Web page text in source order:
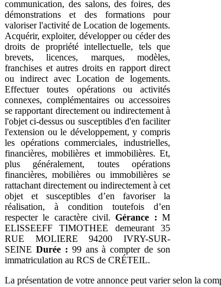
communication, des salons, des foires, des
démonstrations et des formations pour
valoriser l'activité de Location de logements.
Acquérir, exploiter, développer ou céder des
droits de propriété intellectuelle, tels que
brevets, licences, marques, modèles,
franchises et autres droits en rapport direct
ou indirect avec Location de logements.
Effectuer toutes opérations ou activités
connexes, complémentaires ou accessoires
se rapportant directement ou indirectement à
l'objet ci-dessus ou susceptibles d'en faciliter
l'extension ou le développement, y compris
les opérations commerciales, industrielles,
financières, mobilières et immobilières. Et,
plus généralement, toutes opérations
financières, mobilières ou immobilières se
rattachant directement ou indirectement à cet
objet et susceptibles d’en favoriser la
réalisation, à condition toutefois d’en
respecter le caractère civil.Gérance : M
ELISSEEFF TIMOTHEE demeurant 35
RUE MOLIERE 94200 IVRY-SUR-
SEINE Durée : 99 ans à compter de son
immatriculation au RCS de CRÉTEIL.
La présentation de votre annonce peut varier selon la